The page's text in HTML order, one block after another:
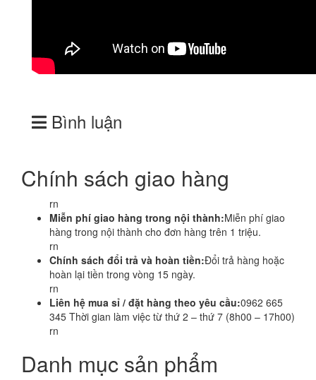
Bình luận
Chính sách giao hàng
rn
Miễn phí giao hàng trong nội thành:Miễn phí giao
hàng trong nội thành cho đơn hàng trên 1 triệu.
rn
Chính sách đổi trả và hoàn tiền:Đổi trả hàng hoặc
hoàn lại tiền trong vòng 15 ngày.
rn
Liên hệ mua sỉ / đặt hàng theo yêu cầu:0962 665
345 Thời gian làm việc từ thứ 2 – thứ 7 (8h00 – 17h00)
rn
Danh mục sản phẩm